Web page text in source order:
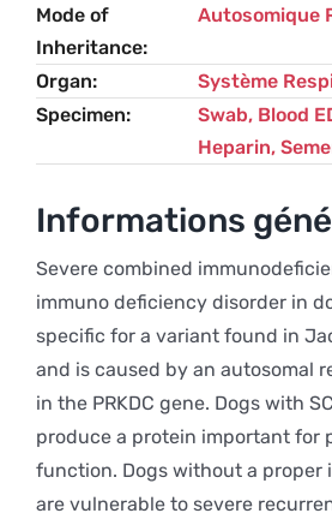
Mode of
Inheritance
Autosomique
Organ
Système
Specimen
Swab, Blood
Heparin,
Informations
Severe combined
immuno deficiency disorder in
specific for a variant found in
and is caused by an autosomal
in the PRKDC gene. Dogs with
produce a protein important for
function. Dogs without a proper
are vulnerable to severe